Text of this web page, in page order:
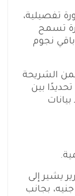
تفصيلية،
تسمح
نجوم
الشريحة
تحديدًا بين
يشير إلى
من 30 مليون جنيه، بجانب